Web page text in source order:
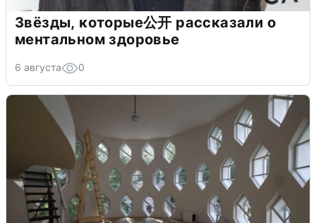
Звёзды, которые公开 рассказали о
ментальном здоровье
6 августа 0